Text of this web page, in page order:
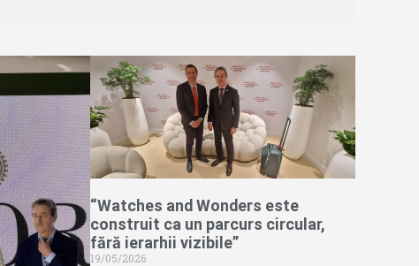
“Watches and Wonders este
construit ca un parcurs circular,
fără ierarhii vizibile”
19/05/2026